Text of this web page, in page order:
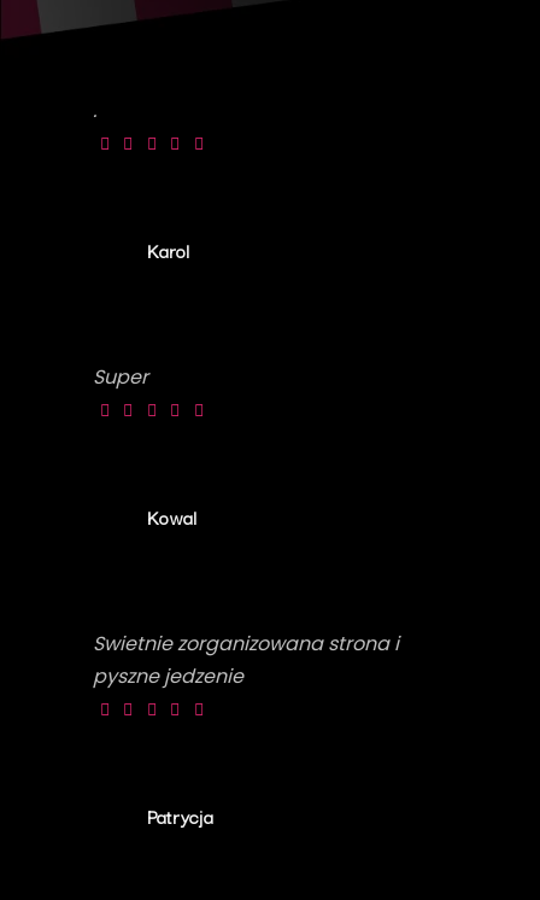
.
Karol
Super
Kowal
Swietnie zorganizowana strona i
pyszne jedzenie
Patrycja